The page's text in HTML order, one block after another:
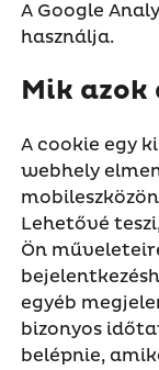
A Google
használja.
Mik azok
A cookie egy
webhely
Lehetővé
Ön
egyéb
bizonyos
belépnie,